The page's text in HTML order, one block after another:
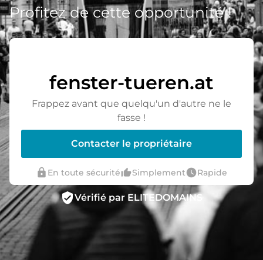
Profitez de cette opportunité !
fenster-tueren.at
Frappez avant que quelqu'un d'autre ne le
fasse !
Contacter le propriétaire
lock En toute sécuritéthumb_up_altSimplementwatch_laterRapide
verified_userVérifié par ELITEDOMAINS